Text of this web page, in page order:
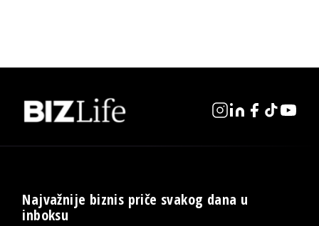
Najvažnije biznis priče svakog dana u
inboksu